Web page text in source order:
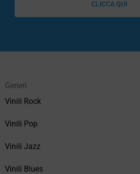
CLICCA QUI
Generi
Vinili Rock
Vinili Pop
Vinili Jazz
Vinili Blues